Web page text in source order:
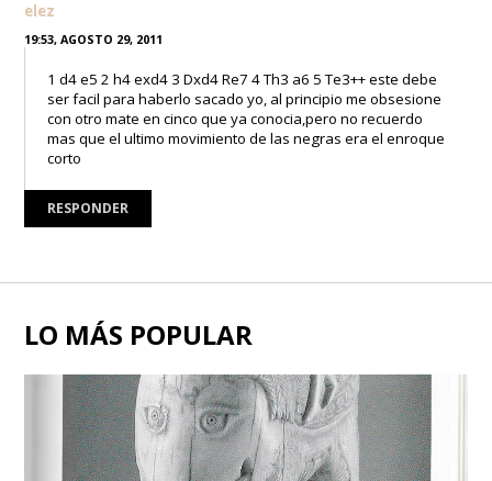
elez
19:53, AGOSTO 29, 2011
1 d4 e5 2 h4 exd4 3 Dxd4 Re7 4 Th3 a6 5 Te3++ este debe
ser facil para haberlo sacado yo, al principio me obsesione
con otro mate en cinco que ya conocia,pero no recuerdo
mas que el ultimo movimiento de las negras era el enroque
corto
RESPONDER
LO MÁS POPULAR